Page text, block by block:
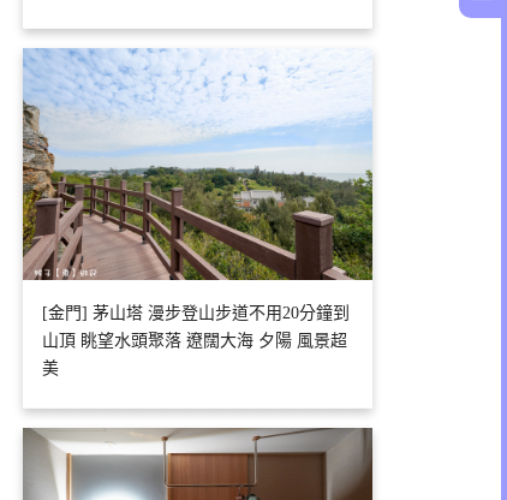
[金門] 茅山塔 漫步登山步道不用20分鐘到
山頂 眺望水頭聚落 遼闊大海 夕陽 風景超
美